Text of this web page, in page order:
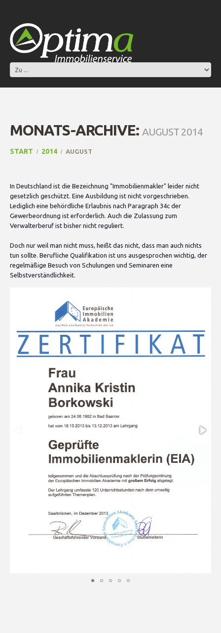
MONATS-ARCHIVE: AUGUST 2014
START 2014 AUGUST
In Deutschland ist die Bezeichnung "Immobilienmakler" leider nicht
gesetzlich geschützt. Eine Ausbildung ist nicht vorgeschrieben.
Lediglich eine behördliche Erlaubnis nach Paragraph 34c der
Gewerbeordnung ist erforderlich. Auch die Zulassung zum
Verwalterberuf ist bisher nicht reguliert.
Doch nur weil man nicht muss, heißt das nicht, dass man auch nichts
tun sollte. Berufliche Qualifikation ist uns ausgesprochen wichtig, der
regelmäßige Besuch von Schulungen und Seminaren eine
Selbstverständlichkeit.